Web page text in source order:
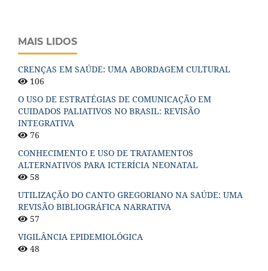
MAIS LIDOS
CRENÇAS EM SAÚDE: UMA ABORDAGEM CULTURAL
106
O USO DE ESTRATÉGIAS DE COMUNICAÇÃO EM
CUIDADOS PALIATIVOS NO BRASIL: REVISÃO
INTEGRATIVA
76
CONHECIMENTO E USO DE TRATAMENTOS
ALTERNATIVOS PARA ICTERÍCIA NEONATAL
58
UTILIZAÇÃO DO CANTO GREGORIANO NA SAÚDE: UMA
REVISÃO BIBLIOGRÁFICA NARRATIVA
57
VIGILÂNCIA EPIDEMIOLÓGICA
48